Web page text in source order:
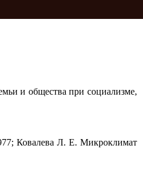
и общества при социализме,
Ковалева Л. Е. Микроклимат